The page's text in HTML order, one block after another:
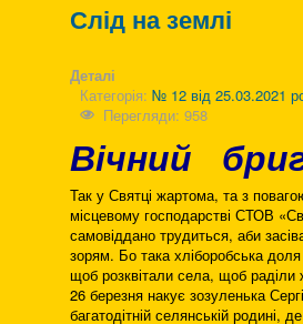
Слід на землі
Деталі
Категорія: № 12 від 25.03.2021
Перегляди: 958
Вічний
Так у Святці жартома, та з
місцевому господарстві СТОВ
самовіддано трудиться, аби
зорям. Бо така хліборобська
щоб розквітали села, щоб
26 березня накує зозуленька
багатодітній селянській